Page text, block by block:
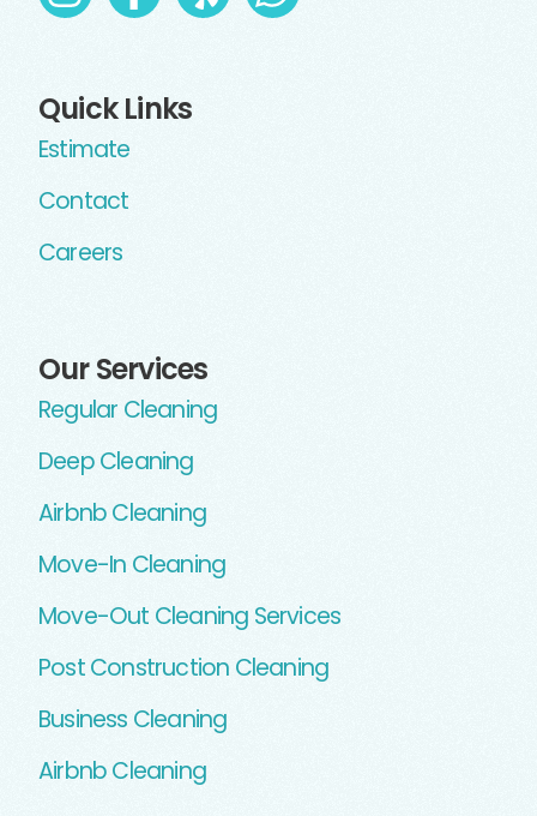
Quick Links
Estimate
Contact
Careers
Our Services
Regular Cleaning
Deep Cleaning
Airbnb Cleaning
Move-In Cleaning
Move-Out Cleaning Services
Post Construction Cleaning
Business Cleaning
Airbnb Cleaning